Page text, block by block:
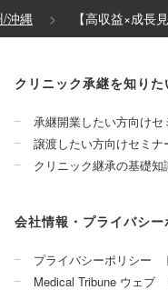
/沖縄 【高収益×成長
クリニック承継を知りた
承継開業したい方向けセ
譲渡したい方向けセミナ
クリニック継承の基礎知
会社情報・プライバシー
プライバシーポリシー
Medical Tribune ウェブ